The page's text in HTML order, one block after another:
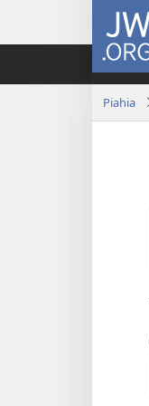
JW.ORG
Piahia